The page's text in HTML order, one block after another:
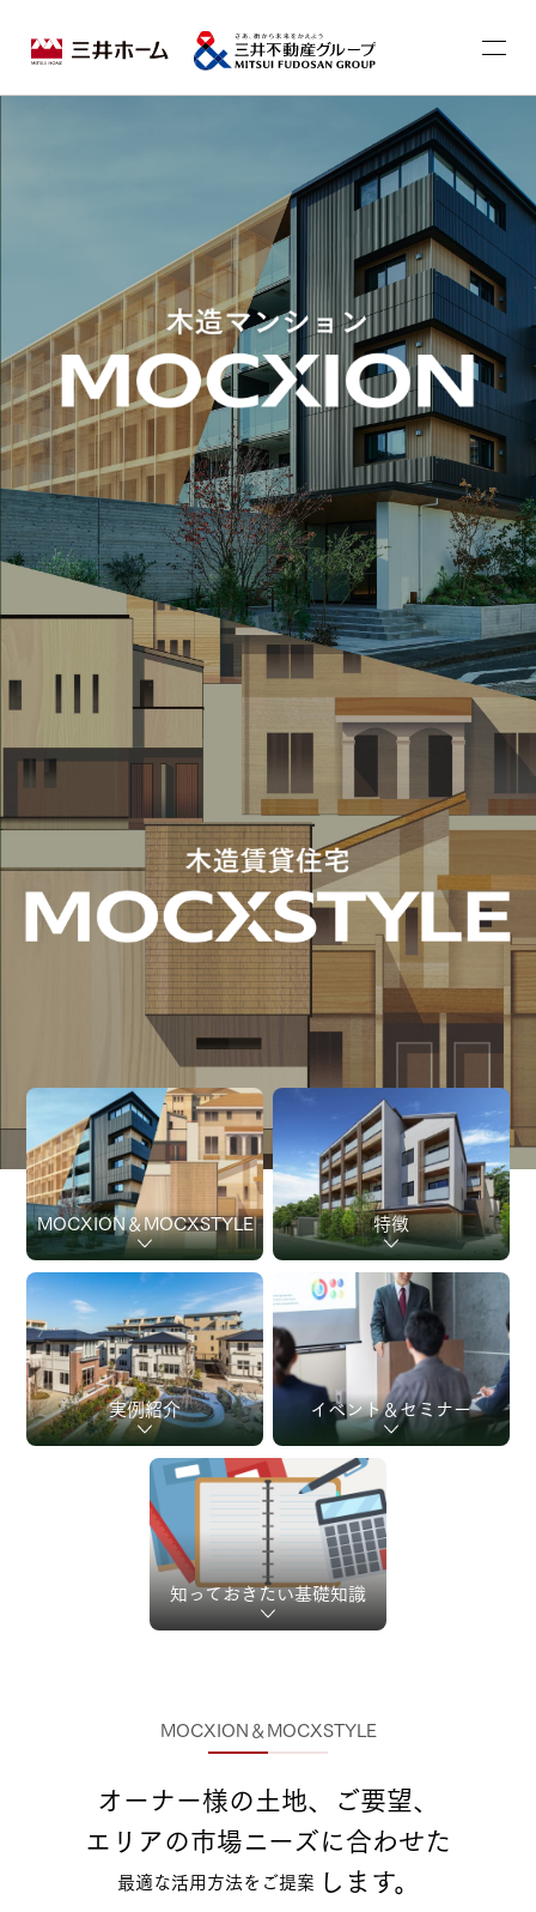
MOCXION＆MOCXSTYLE 特徴
実例紹介 イベント＆セミナー
知っておきたい基礎知識
MOCXION＆MOCXSTYLE
オーナー様の土地、ご要望、
エリアの市場ニーズに合わせた
最適な活用方法をご提案 します。